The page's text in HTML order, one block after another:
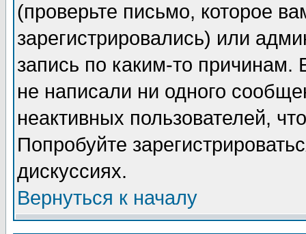
(проверьте письмо, которое
зарегистрировались) или
запись по каким-то
не написали ни одного
неактивных пользователей,
Попробуйте
дискуссиях.
Вернуться к началу